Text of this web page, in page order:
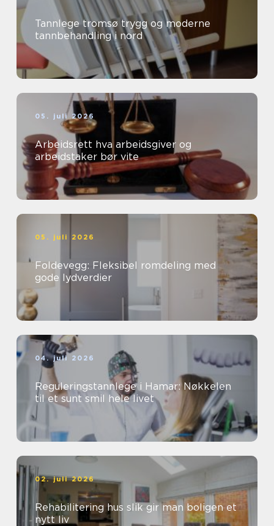
Tannlege tromsø trygg og moderne
tannbehandling i nord
05. juli 2026
Arbeidsrett hva arbeidsgiver og
arbeidstaker bør vite
05. juli 2026
Foldevegg: Fleksibel romdeling med
gode lydverdier
04. juli 2026
Reguleringstannlege i Hamar: Nøkkelen
til et sunt smil hele livet
02. juli 2026
Rehabilitering hus slik gir man boligen et
nytt liv